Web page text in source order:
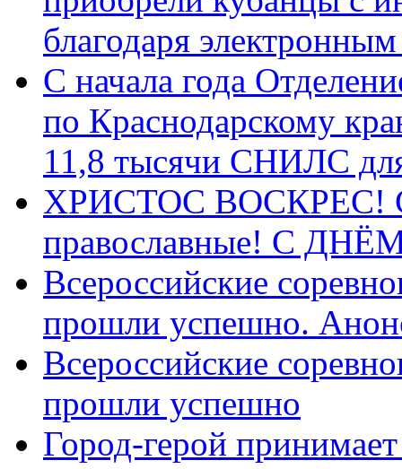
благодаря
С начала года
по Краснодарскому
11,8 тысячи СНИЛС
ХРИСТОС ВОСКРЕС! С
православные! C
Всероссийские
прошли успешно.
Всероссийские
прошли успешно
Город-герой